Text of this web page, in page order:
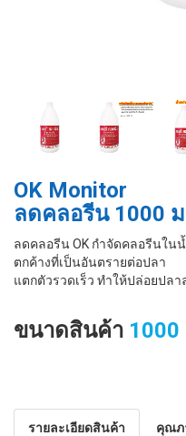
OK Monitor
ลดคลอรีน 1000
ลดคลอรีน OK กำจัดคลอรีนใน
ตกค้างที่เป็นอันตรายต่อปลา
แตกตัวรวดเร็ว ทำให้ปล่อยปล
ขนาดสินค้า 1000
รายละเอียดสินค้า คุณภ